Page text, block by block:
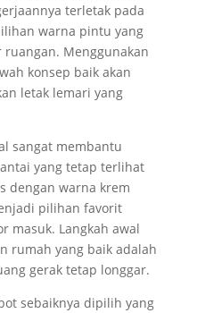
terletak pada
warna pintu yang
Menggunakan
konsep baik akan
letak lemari yang
sangat membantu
yang tetap terlihat
dengan warna krem
pilihan favorit
masuk. Langkah awal
rumah yang baik adalah
gerak tetap longgar.
sebaiknya dipilih yang